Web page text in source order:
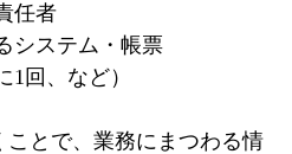
任者
システム・帳票
1回、など）
とで、業務にまつわる情